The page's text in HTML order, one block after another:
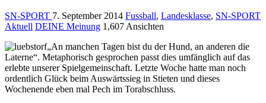
SN-SPORT 7. September 2014 Fussball, Landesklasse, SN-SPORT
Aktuell DEINE Meinung 1,607 Ansichten
„An manchen Tagen bist du der Hund, an anderen die
Laterne“. Metaphorisch gesprochen passt dies umfänglich auf das
erlebte unserer Spielgemeinschaft. Letzte Woche hatte man noch
ordentlich Glück beim Auswärtssieg in Stieten und dieses
Wochenende eben mal Pech im Torabschluss.